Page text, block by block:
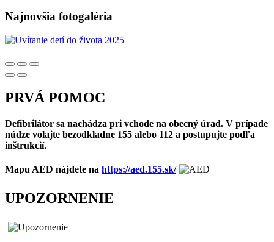
Najnovšia fotogaléria
PRVÁ POMOC
Defibrilátor sa nachádza pri vchode na obecný úrad. V prípade
núdze volajte bezodkladne 155 alebo 112 a postupujte podľa
inštrukcií.
Mapu AED nájdete na https://aed.155.sk/
UPOZORNENIE